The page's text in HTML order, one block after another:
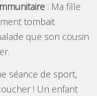
: Ma fille
tombait
que son cousin
séance de sport,
! Un enfant